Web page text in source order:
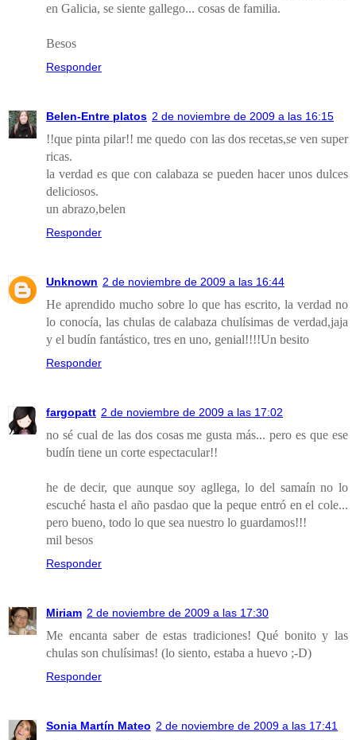
en Galicia, se siente gallego... cosas de familia.
Besos
Responder
Belen-Entre platos 2 de noviembre de 2009 a las 16:15
!!que pinta pilar!! me quedo con las dos recetas,se ven super
ricas.
la verdad es que con calabaza se pueden hacer unos dulces
deliciosos.
un abrazo,belen
Responder
Unknown 2 de noviembre de 2009 a las 16:44
He aprendido mucho sobre lo que has escrito, la verdad no
lo conocía, las chulas de calabaza chulísimas de verdad,jaja
y el budín fantástico, tres en uno, genial!!!!Un besito
Responder
fargopatt 2 de noviembre de 2009 a las 17:02
no sé cual de las dos cosas me gusta más... pero es que ese
budín tiene un corte espectacular!!
he de decir, que aunque soy agllega, lo del samaín no lo
escuché hasta el año pasdao que la peque entró en el cole...
pero bueno, todo lo que sea nuestro lo guardamos!!!
mil besos
Responder
Miriam 2 de noviembre de 2009 a las 17:30
Me encanta saber de estas tradiciones! Qué bonito y las
chulas son chulísimas! (lo siento, estaba a huevo ;-D)
Responder
Sonia Martín Mateo 2 de noviembre de 2009 a las 17:41